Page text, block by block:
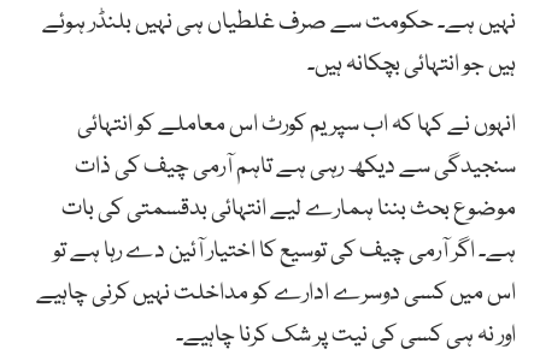
نہیں ہے۔ حکومت سے صرف غلطیاں ہی نہیں بلنڈر ہوئے
ہیں جو انتہائی بچکانہ ہیں۔
انہوں نے کہا کہ اب سپریم کورٹ اس معاملے کو انتہائی
سنجیدگی سے دیکھ رہی ہے تاہم آرمی چیف کی ذات
موضوع بحث بننا ہمارے لیے انتہائی بدقسمتی کی بات
ہے۔ اگر آرمی چیف کی توسیع کا اختیار آئین دے رہا ہے تو
اس میں کسی دوسرے ادارے کو مداخلت نہیں کرنی چاہیے
اور نہ ہی کسی کی نیت پر شک کرنا چاہیے۔